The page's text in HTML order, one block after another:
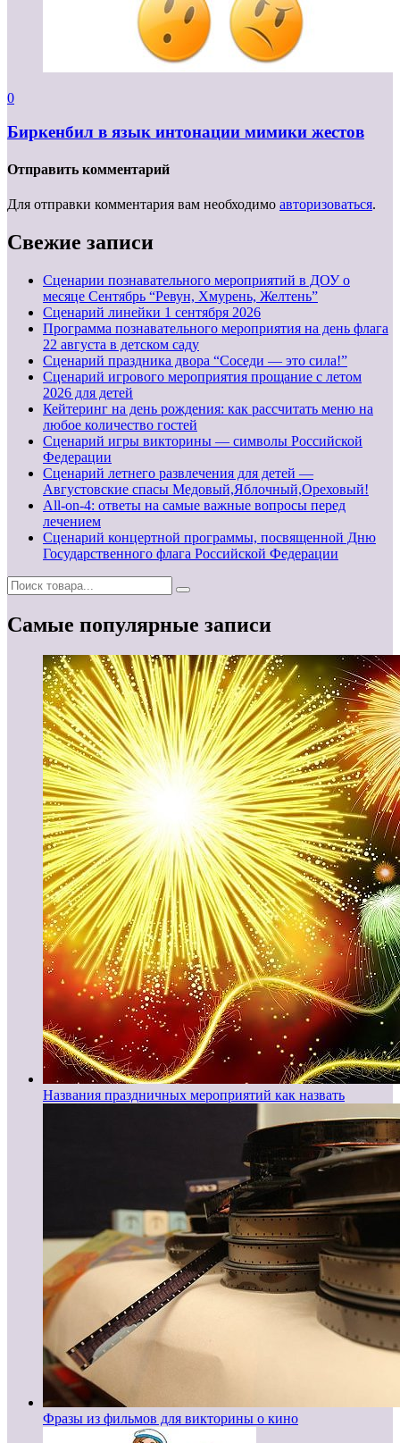
0
Биркенбил в язык интонации мимики жестов
Отправить комментарий
Для отправки комментария вам необходимо авторизоваться.
Свежие записи
Сценарии познавательного мероприятий в ДОУ о
месяце Сентябрь “Ревун, Хмурень, Желтень”
Cценарий линейки 1 сентября 2026
Программа познавательного мероприятия на день флага
22 августа в детском саду
Сценарий праздника двора “Соседи — это сила!”
Сценарий игрового мероприятия прощание с летом
2026 для детей
Кейтеринг на день рождения: как рассчитать меню на
любое количество гостей
Сценарий игры викторины — символы Российской
Федерации
Сценарий летнего развлечения для детей —
Августовские спасы Медовый,Яблочный,Ореховый!
All-on-4: ответы на самые важные вопросы перед
лечением
Сценарий концертной программы, посвященной Дню
Государственного флага Российской Федерации
Самые популярные записи
Названия праздничных мероприятий как назвать
Фразы из фильмов для викторины о кино